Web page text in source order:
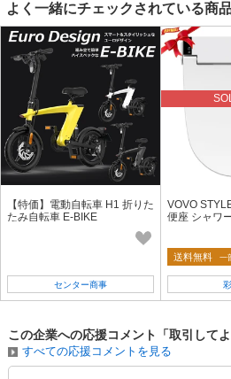
よく一緒にチェックされている商
【特価】電動自転車 H1 折りた
たみ自転車 E-BIKE
センター商事
VOVO
便座 シャワ
照明 リモコ
送料無料 一
この企業への応援コメント「取引してよ
すべての応援コメントを見る